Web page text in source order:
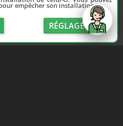
empêcher son installation.
RÉGLAGE